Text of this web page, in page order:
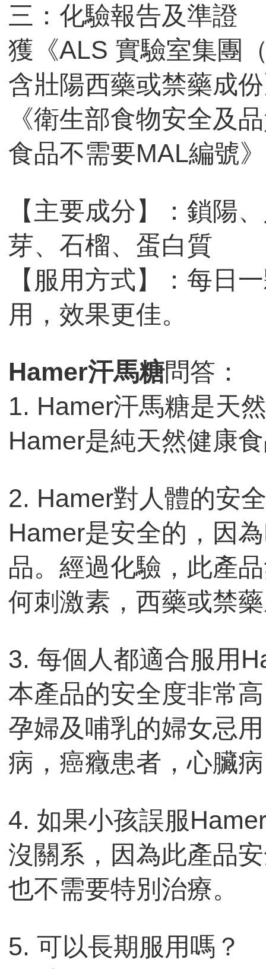
三：化驗報告及準證
獲《ALS 實驗室集團
含壯陽西藥或禁藥成
《衛生部食物安全及
食品不需要MAL編號
【主要成分】：鎖陽
芽、石榴、蛋白質
【服用方式】：每日
用，效果更佳。
Hamer汗馬糖問答：
1. Hamer汗馬糖是天
Hamer是純天然健康
2. Hamer對人體的安
Hamer是安全的，因
品。經過化驗，此產
何刺激素，西藥或禁
3. 每個人都適合服用
本產品的安全度非常
孕婦及哺乳的婦女忌
病，癌癥患者，心臟
4. 如果小孩誤服
沒關系，因為此產品
也不需要特別治療。
5. 可以長期服用嗎？